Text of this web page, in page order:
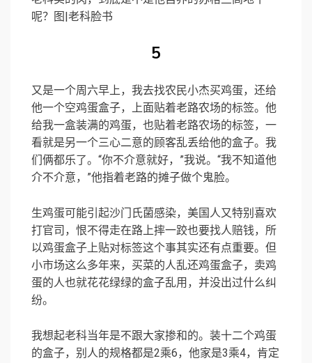
呢？图|老科脸书
5
又是一个周六早上，我去找农民小杰买鸡蛋，还给
他一个空鸡蛋盒子，上面贴着老路农场的标签。他
给我一盒装满的鸡蛋，也贴着老路农场的标签，一
看就是另一个三心二意的顾客乱丢给他的盒子。我
们俩都乐了。“你不介意就好，”我说。“我不知道他
介不介意，”他指着老路的摊子做个鬼脸。
生鸡蛋可能引起沙门氏菌感染，美国人又特别喜欢
打官司，恨不得走在路上摔一跤也要找人赔钱，所
以鸡蛋盒子上贴对标签这个事其实还有点重要。但
小市场这么多年来，买菜的人乱还鸡蛋盒子，卖鸡
蛋的人也就花花绿绿的盒子乱用，并没出过什么纠
纷。
我想起老科当年是不跟大家掺和的。装十二个鸡蛋
的盒子，别人的规格都是2乘6，他家是3乘4，肯定